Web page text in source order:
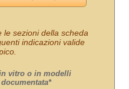
sezioni della scheda
indicazioni valide
vitro o in modelli